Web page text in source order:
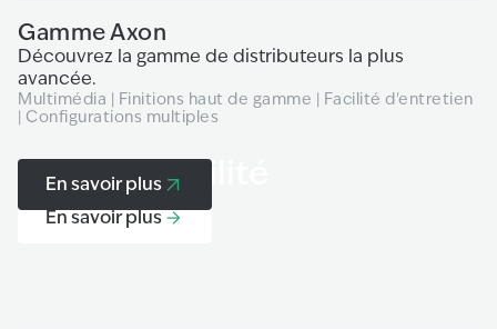
Gamme Axon
Découvrez la gamme de distributeurs la plus
avancée.
Multimédia | Finitions haut de gamme | Facilité d'entretien
| Configurations multiples
En savoir plus
H2 & e-Mobilité
En savoir plus